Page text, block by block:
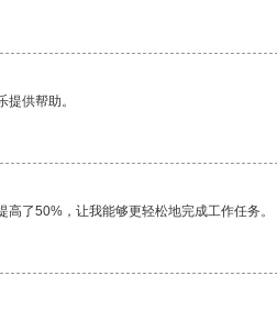
供帮助。
了50%，让我能够更轻松地完成工作任务。